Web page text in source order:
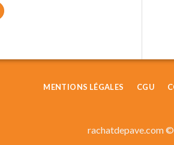
MENTIONS LÉGALES CGU
rachatdepave.com